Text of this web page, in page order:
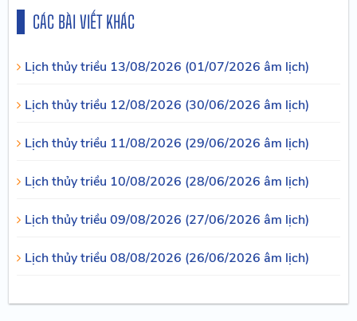
CÁC BÀI VIẾT KHÁC
Lịch thủy triều 13/08/2026 (01/07/2026 âm lịch)
Lịch thủy triều 12/08/2026 (30/06/2026 âm lịch)
Lịch thủy triều 11/08/2026 (29/06/2026 âm lịch)
Lịch thủy triều 10/08/2026 (28/06/2026 âm lịch)
Lịch thủy triều 09/08/2026 (27/06/2026 âm lịch)
Lịch thủy triều 08/08/2026 (26/06/2026 âm lịch)